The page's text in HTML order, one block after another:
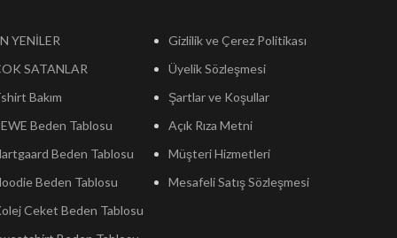
YENİLER
SATANLAR
Bakım
Beden Tablosu
Beden Tablosu
Beden Tablosu
Ceket Beden Tablosu
Gizlilik ve Çerez Politikası
Üyelik Sözleşmesi
Şartlar ve Koşullar
Açık Rıza Metni
Müşteri Hizmetleri
Mesafeli Satış Sözleşmesi